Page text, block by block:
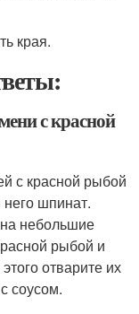
края.
с красной
с красной рыбой
него шпинат.
небольшие
рыбой и
отварите их
соусом.